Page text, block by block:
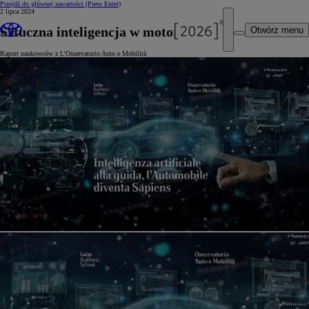
Przejdź do głównej zawartości (Press Enter)
Otwórz menu
2 lipca 2024
Sztuczna inteligencja w motoryzacji
Raport naukowców z L’Osservatorio Auto e Mobilità